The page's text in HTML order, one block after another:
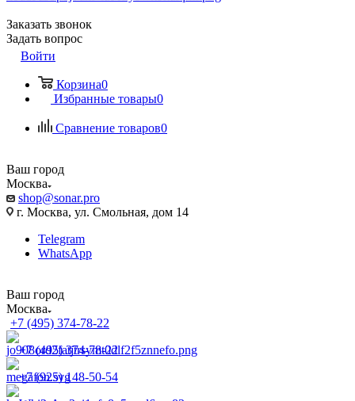
Заказать звонок
Задать вопрос
Войти
Корзина0
Избранные товары0
Сравнение товаров0
Ваш город
Москва
shop@sonar.pro
г. Москва, ул. Смольная, дом 14
Telegram
WhatsApp
Ваш город
Москва
+7 (495) 374-78-22
+7 (495) 374-78-22
+7 (925) 148-50-54